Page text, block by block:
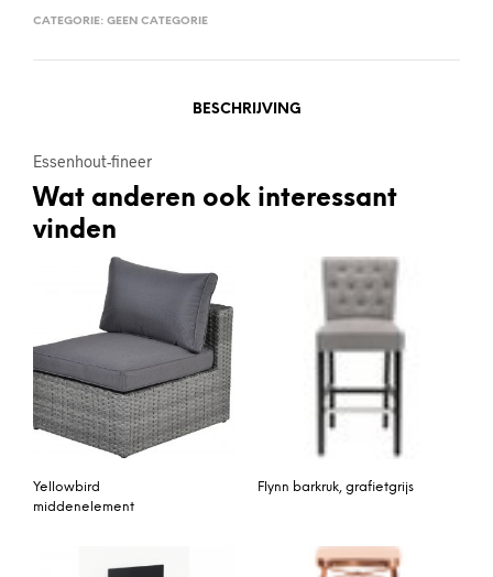
CATEGORIE: GEEN CATEGORIE
BESCHRIJVING
Essenhout-fineer
Wat anderen ook interessant
vinden
Yellowbird
middenelement
Flynn barkruk, grafietgrijs